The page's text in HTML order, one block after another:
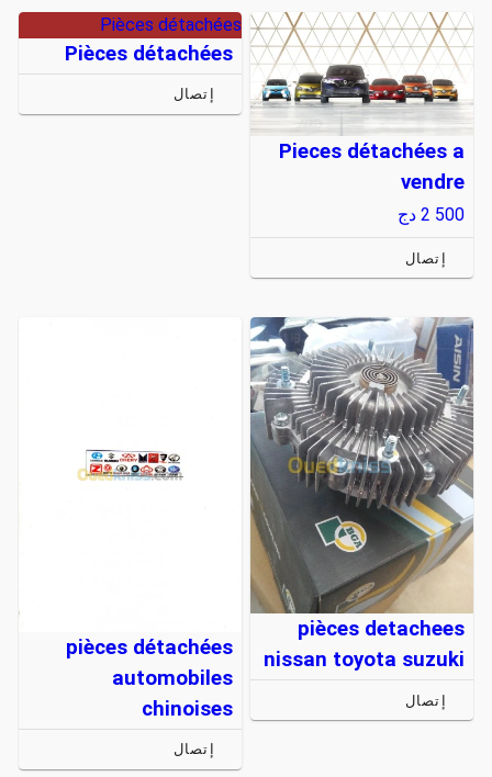
Pieces détachées a
vendre
2 500 دج
إتصال
Pièces détachées
Pièces détachées
إتصال
pièces detachees
nissan toyota suzuki
إتصال
pièces détachées
automobiles
chinoises
إتصال